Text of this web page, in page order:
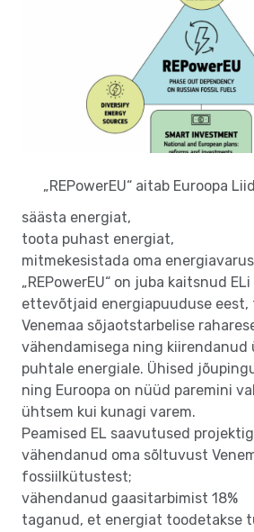
„REPowerEU“ aitab Euroopa
säästa energiat,
toota puhast energiat,
mitmekesistada oma
„REPowerEU“ on juba kaitsnud
ettevõtjaid energiapuuduse
Venemaa sõjaotstarbelise
vähendamisega ning kiirendanud
puhtale energiale. Ühised
ning Euroopa on nüüd paremini
ühtsem kui kunagi varem.
Peamised EL saavutused
vähendanud oma sõltuvust
fossiilkütustest;
vähendanud gaasitarbimist 18%
taganud, et energiat toodetakse